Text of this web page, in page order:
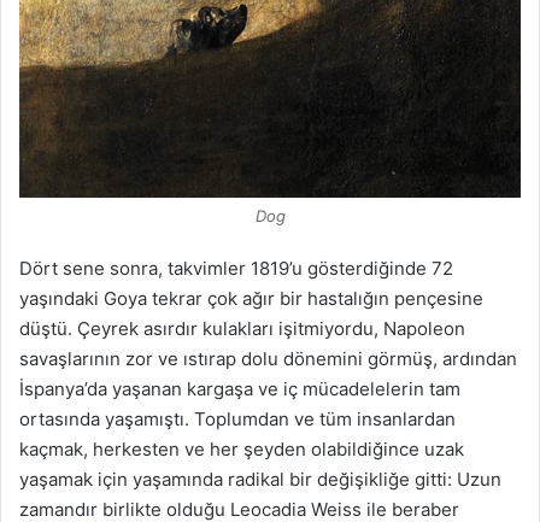
Dog
Dört sene sonra, takvimler 1819’u gösterdiğinde 72
yaşındaki Goya tekrar çok ağır bir hastalığın pençesine
düştü. Çeyrek asırdır kulakları işitmiyordu, Napoleon
savaşlarının zor ve ıstırap dolu dönemini görmüş, ardından
İspanya’da yaşanan kargaşa ve iç mücadelelerin tam
ortasında yaşamıştı. Toplumdan ve tüm insanlardan
kaçmak, herkesten ve her şeyden olabildiğince uzak
yaşamak için yaşamında radikal bir değişikliğe gitti: Uzun
zamandır birlikte olduğu Leocadia Weiss ile beraber